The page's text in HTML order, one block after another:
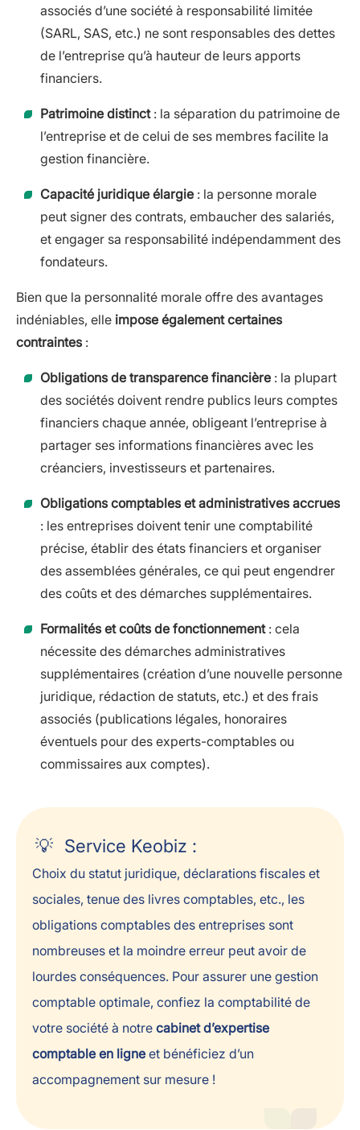
associés d’une société à responsabilité limitée
(SARL, SAS, etc.) ne sont responsables des dettes
de l’entreprise qu’à hauteur de leurs apports
financiers.
Patrimoine distinct: la séparation du patrimoine de
l’entreprise et de celui de ses membres facilite la
gestion financière.
Capacité juridique élargie : la personne morale
peut signer des contrats, embaucher des salariés,
et engager sa responsabilité indépendamment des
fondateurs.
Bien que la personnalité morale offre des avantages
indéniables, elle impose également certaines
contraintes:
Obligations de transparence financière : la plupart
des sociétés doivent rendre publics leurs comptes
financiers chaque année, obligeant l’entreprise à
partager ses informations financières avec les
créanciers, investisseurs et partenaires.
Obligations comptables et administratives accrues
: les entreprises doivent tenir une comptabilité
précise, établir des états financiers et organiser
des assemblées générales, ce qui peut engendrer
des coûts et des démarches supplémentaires.
Formalités et coûts de fonctionnement: cela
nécessite des démarches administratives
supplémentaires (création d’une nouvelle personne
juridique, rédaction de statuts, etc.) et des frais
associés (publications légales, honoraires
éventuels pour des experts-comptables ou
commissaires aux comptes).
Service Keobiz :
Choix du statut juridique, déclarations fiscales et
sociales, tenue des livres comptables, etc., les
obligations comptables des entreprises sont
nombreuses et la moindre erreur peut avoir de
lourdes conséquences. Pour assurer une gestion
comptable optimale, confiez la comptabilité de
votre société à notre cabinet d’expertise
comptable en ligne et bénéficiez d’un
accompagnement sur mesure !